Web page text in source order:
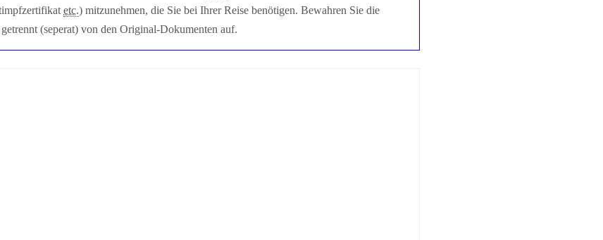
etc.) mitzunehmen, die Sie bei Ihrer Reise benötigen. Bewahren Sie die
(seperat) von den Original-Dokumenten auf.